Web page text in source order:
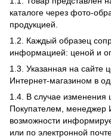
каталоге через фото-
продукцией.
1.2. Каждый образец
информацией: ценой и
1.3. Указанная на сайте
Интернет-магазином в
1.4. В случае изменения
Покупателем, менеджер
возможности
или по электронной